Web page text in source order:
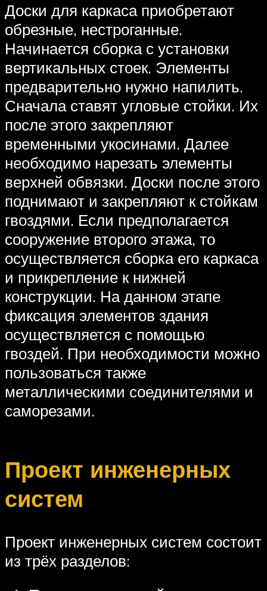
Доски для каркаса приобретают
обрезные, нестроганные.
Начинается сборка с установки
вертикальных стоек. Элементы
предварительно нужно напилить.
Сначала ставят угловые стойки. Их
после этого закрепляют
временными укосинами. Далее
необходимо нарезать элементы
верхней обвязки. Доски после этого
поднимают и закрепляют к стойкам
гвоздями. Если предполагается
сооружение второго этажа, то
осуществляется сборка его каркаса
и прикрепление к нижней
конструкции. На данном этапе
фиксация элементов здания
осуществляется с помощью
гвоздей. При необходимости можно
пользоваться также
металлическими соединителями и
саморезами.
Проект инженерных
систем
Проект инженерных систем состоит
из трёх разделов: